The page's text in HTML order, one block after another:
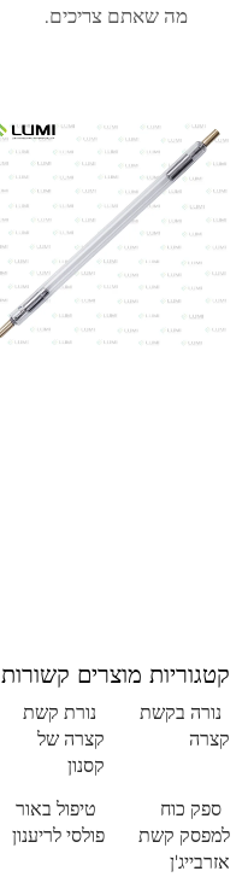
מה שאתם צריכים.
קטגוריות מוצרים קשורות
נורה בקשת
קצרה
נורת קשת
קצרה של
קסנון
ספק כוח
למפסק קשת
אזרבייג'ן
טיפול באור
פולסי לריענון